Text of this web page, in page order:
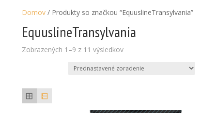
Domov/ Produkty so značkou “EquuslineTransylvania”
EquuslineTransylvania
Zobrazených 1–9 z 11 výsledkov